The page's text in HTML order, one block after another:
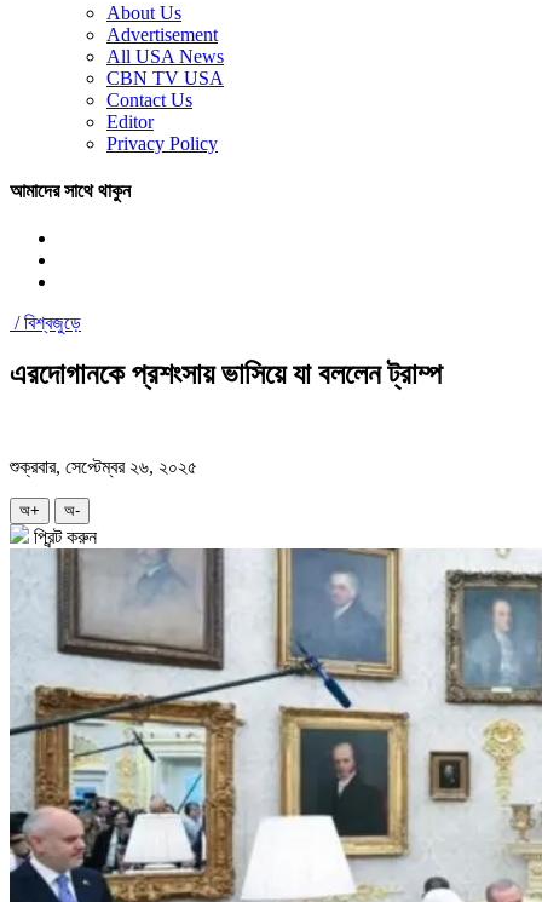
About Us
Advertisement
All USA News
CBN TV USA
Contact Us
Editor
Privacy Policy
আমাদের সাথে থাকুন
/বিশ্বজুড়ে
এরদোগানকে প্রশংসায় ভাসিয়ে যা বললেন ট্রাম্প
শুক্রবার, সেপ্টেম্বর ২৬, ২০২৫
অ+ অ-
প্রিন্ট করুন